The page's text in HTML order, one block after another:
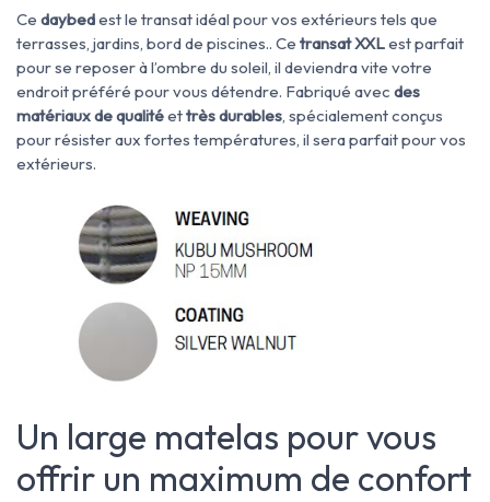
Ce daybedest le transat idéal pour vos extérieurs tels que
terrasses, jardins, bord de piscines.. Ce transat XXLest parfait
pour se reposer à l’ombre du soleil, il deviendra vite votre
endroit préféré pour vous détendre. Fabriqué avec des
matériaux de qualitéettrès durables, spécialement conçus
pour résister aux fortes températures, il sera parfait pour vos
extérieurs.
Un large matelas pour vous
offrir un maximum de confort